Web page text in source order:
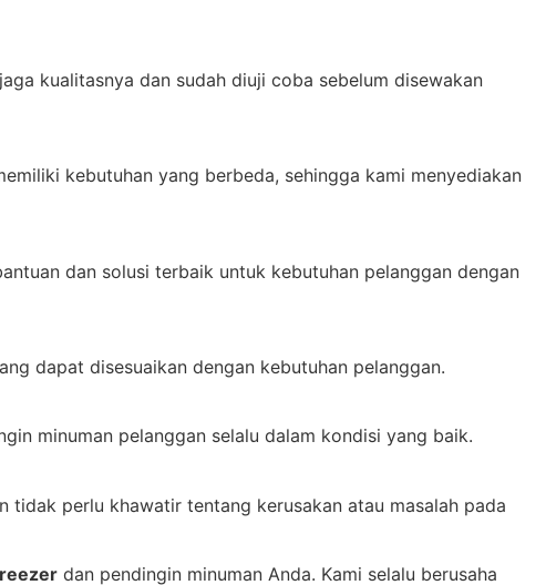
kualitasnya dan sudah diuji coba sebelum disewakan
kebutuhan yang berbeda, sehingga kami menyediakan
dan solusi terbaik untuk kebutuhan pelanggan dengan
dapat disesuaikan dengan kebutuhan pelanggan.
minuman pelanggan selalu dalam kondisi yang baik.
tidak perlu khawatir tentang kerusakan atau masalah pada
dan pendingin minuman Anda. Kami selalu berusaha